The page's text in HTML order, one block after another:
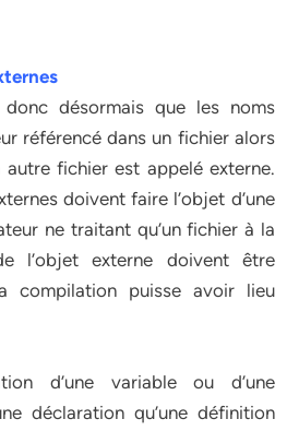
désormais que les noms
référencé dans un fichier alors
autre fichier est appelé externe.
doivent faire l’objet d’une
ne traitant qu’un fichier à la
l’objet externe doivent être
compilation puisse avoir lieu
d’une variable ou d’une
déclaration qu’une définition